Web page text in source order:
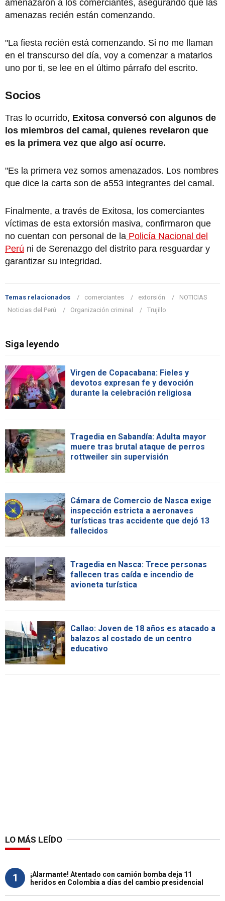
amenazaron a los comerciantes, asegurando que las
amenazas recién están comenzando.
"La fiesta recién está comenzando. Si no me llaman
en el transcurso del día, voy a comenzar a matarlos
uno por ti, se lee en el último párrafo del escrito.
Socios
Tras lo ocurrido, Exitosa conversó con algunos de
los miembros del camal, quienes revelaron que
es la primera vez que algo así ocurre.
"Es la primera vez somos amenazados. Los nombres
que dice la carta son de a553 integrantes del camal.
Finalmente, a través de Exitosa, los comerciantes
víctimas de esta extorsión masiva, confirmaron que
no cuentan con personal de la Policía Nacional del
Perú ni de Serenazgo del distrito para resguardar y
garantizar su integridad.
Temas relacionados comerciantes extorsión
NOTICIAS
Noticias del Perú
Organización criminal Trujillo
Siga leyendo
Virgen de Copacabana: Fieles y
devotos expresan fe y devoción
durante la celebración religiosa
Tragedia en Sabandía: Adulta mayor
muere tras brutal ataque de perros
rottweiler sin supervisión
Cámara de Comercio de Nasca exige
inspección estricta a aeronaves
turísticas tras accidente que dejó 13
fallecidos
Tragedia en Nasca: Trece personas
fallecen tras caída e incendio de
avioneta turística
Callao: Joven de 18 años es atacado a
balazos al costado de un centro
educativo
LO MÁS LEÍDO
1
¡Alarmante! Atentado con camión bomba deja 11
heridos en Colombia a días del cambio presidencial